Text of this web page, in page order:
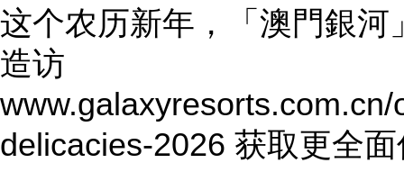
这个农历新年，「澳門銀
造访
delicacies-2026 获取更全